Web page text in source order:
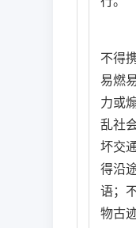
不得
易燃
力或
乱社
坏交
得沿
语；
物古